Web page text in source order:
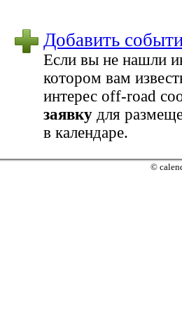
Добавить
Если вы не нашли
котором вам
интерес оff-road
заявку для
в календаре.
©